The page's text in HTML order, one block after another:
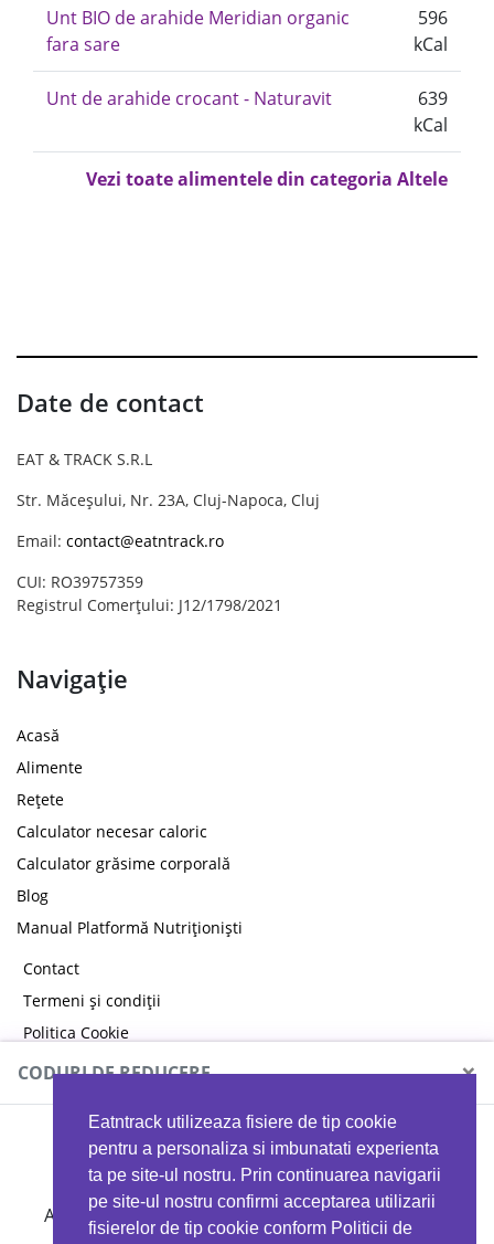
Eatntrack utilizeaza fisiere de tip cookie
pentru a personaliza si imbunatati experienta
ta pe site-ul nostru. Prin continuarea navigarii
pe site-ul nostru confirmi acceptarea utilizarii
fisierelor de tip cookie conform Politicii de
Unt BIO de arahide Meridian organic
fara sare
596
kCal
Unt de arahide crocant - Naturavit
639
kCal
Vezi toate alimentele din categoria Altele
Date de contact
EAT & TRACK S.R.L
Str. Măceșului, Nr. 23A, Cluj-Napoca, Cluj
Email: contact@eatntrack.ro
CUI: RO39757359
Registrul Comerțului: J12/1798/2021
Navigație
Acasă
Alimente
Rețete
Calculator necesar caloric
Calculator grăsime corporală
Blog
Manual Platformă Nutriționiști
Contact
Termeni și condiții
Politica Cookie
Politica de confidențialitate
CODURI DE REDUCERE ×
MYPROTEIN
Ai 40%reducere la orice comandă folosind codul